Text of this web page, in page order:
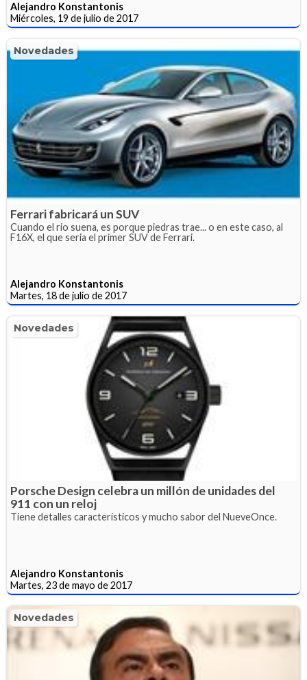
Alejandro Konstantonis
Miércoles, 19 de julio de 2017
Novedades
Ferrari fabricará un SUV
Cuando el rio suena, es porque piedras trae... o en este caso, al
F16X, el que seria el primer SUV de Ferrari.
Alejandro Konstantonis
Martes, 18 de julio de 2017
Novedades
Porsche Design celebra un millón de unidades del
911 con un reloj
Tiene detalles característicos y mucho sabor del NueveOnce.
Alejandro Konstantonis
Martes, 23 de mayo de 2017
Novedades